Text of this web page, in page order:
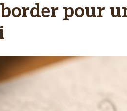
pour